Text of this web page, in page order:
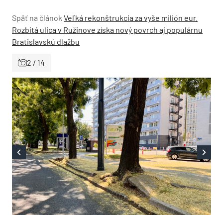
Späť na článok Veľká rekonštrukcia za vyše milión eur.
Rozbitá ulica v Ružinove získa nový povrch aj populárnu
Bratislavskú dlažbu
2 / 14